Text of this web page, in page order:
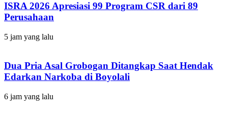
ISRA 2026 Apresiasi 99 Program CSR dari 89
Perusahaan
5 jam yang lalu
Dua Pria Asal Grobogan Ditangkap Saat Hendak
Edarkan Narkoba di Boyolali
6 jam yang lalu